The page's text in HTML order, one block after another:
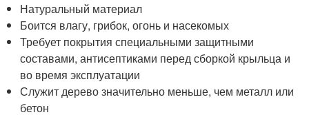
Натуральный материал
Боится влагу, грибок, огонь и насекомых
Требует покрытия специальными защитными
составами, антисептиками перед сборкой крыльца и
во время эксплуатации
Служит дерево значительно меньше, чем металл или
бетон